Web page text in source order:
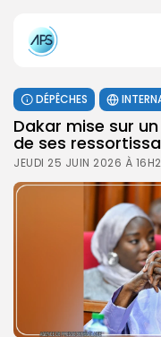
DÉPÊCHES
Dakar mise sur
de ses
JEUDI 25 JUIN 2026 À